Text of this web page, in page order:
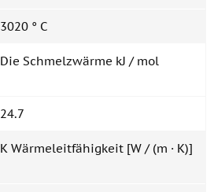
3020 ° C
Die Schmelzwärme kJ / mol
24.7
K Wärmeleitfähigkeit [W / (m · K)]